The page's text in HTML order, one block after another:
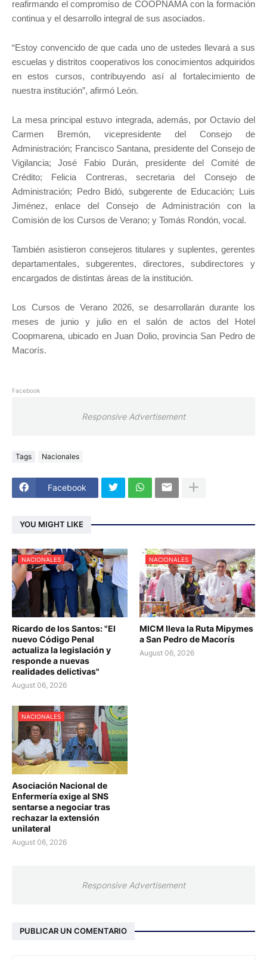
reafirmando el compromiso de COOPNAMA con la formación
continua y el desarrollo integral de sus asociados.
“Estoy convencido de que cada uno de ustedes llevará a sus
escuelas y distritos cooperativos los conocimientos adquiridos
en estos cursos, contribuyendo así al fortalecimiento de
nuestra institución”, afirmó León.
La mesa principal estuvo integrada, además, por Octavio del
Carmen Bremón, vicepresidente del Consejo de
Administración; Francisco Santana, presidente del Consejo de
Vigilancia; José Fabio Durán, presidente del Comité de
Crédito; Felicia Contreras, secretaria del Consejo de
Administración; Pedro Bidó, subgerente de Educación; Luis
Jiménez, enlace del Consejo de Administración con la
Comisión de los Cursos de Verano; y Tomás Rondón, vocal.
También asistieron consejeros titulares y suplentes, gerentes
departamentales, subgerentes, directores, subdirectores y
encargados de distintas áreas de la institución.
Los Cursos de Verano 2026, se desarrollarán durante los
meses de junio y julio en el salón de actos del Hotel
Coopmarena, ubicado en Juan Dolio, provincia San Pedro de
Macorís.
Facebook
Responsive Advertisement
Tags Nacionales
Facebook
YOU MIGHT LIKE
NACIONALES
Ricardo de los Santos: "El
nuevo Código Penal
actualiza la legislación y
responde a nuevas
realidades delictivas"
August 06, 2026
NACIONALES
MICM lleva la Ruta Mipymes
a San Pedro de Macorís
August 06, 2026
NACIONALES
Asociación Nacional de
Enfermería exige al SNS
sentarse a negociar tras
rechazar la extensión
unilateral
August 06, 2026
Responsive Advertisement
PUBLICAR UN COMENTARIO